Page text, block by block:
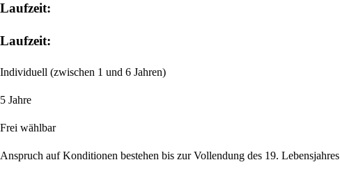
Laufzeit:
Laufzeit:
Individuell (zwischen 1 und 6 Jahren)
5 Jahre
Frei wählbar
Anspruch auf Konditionen bestehen bis zur Vollendung des 19. Lebensjahres